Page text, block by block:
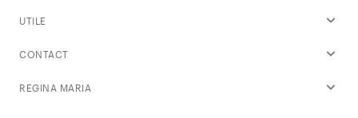
UTILE
CONTACT
REGINA MARIA